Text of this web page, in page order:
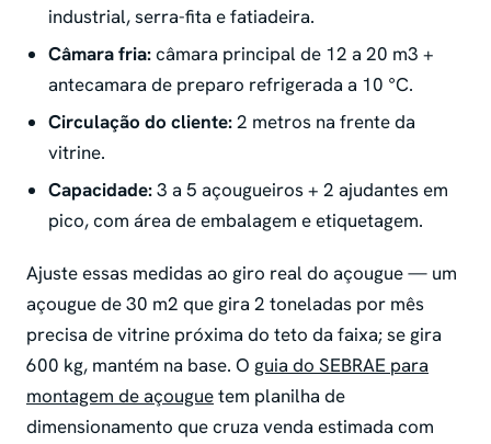
industrial, serra-fita e fatiadeira.
Câmara fria:câmara principal de 12 a 20 m3 +
antecamara de preparo refrigerada a 10 °C.
Circulação do cliente:2 metros na frente da
vitrine.
Capacidade:3 a 5 açougueiros + 2 ajudantes em
pico, com área de embalagem e etiquetagem.
Ajuste essas medidas ao giro real do açougue — um
açougue de 30 m2 que gira 2 toneladas por mês
precisa de vitrine próxima do teto da faixa; se gira
600 kg, mantém na base. O guia do SEBRAE para
montagem de açouguetem planilha de
dimensionamento que cruza venda estimada com